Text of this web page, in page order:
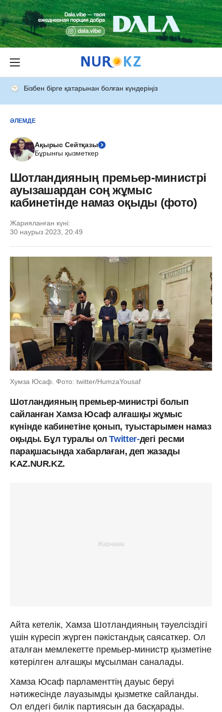
Бізбен бірге қатарынан болған күндеріңіз
ӘЛЕМДЕ
Ақырыс Сейтқазы
Бұрынғы қызметкер
Шотландияның премьер-министрі
ауызашардан соң жұмыс
кабинетінде намаз оқыды (фото)
Жарияланған күні:
30 наурыз 2023, 20:49
Хумза Юсаф. Фото: twitter/HumzaYousaf
Шотландияның премьер-министрі болып
сайланған Хамза Юсаф алғашқы жұмыс
күнінде кабинетіне қонып, туыстарымен намаз
оқыды. Бұл туралы олTwitter-дегі ресми
парақшасында хабарлаған, деп жазады
KAZ.NUR.KZ.
Айта кетелік, Хамза Шотландияның тәуелсіздігі
үшін күресіп жүрген пәкістандық саясаткер. Ол
аталған мемлекетте премьер-министр қызметіне
көтерілген алғашқы мұсылман саналады.
Хамза Юсаф парламенттің дауыс беруі
нәтижесінде лауазымды қызметке сайланды.
Ол елдегі билік партиясын да басқарады.